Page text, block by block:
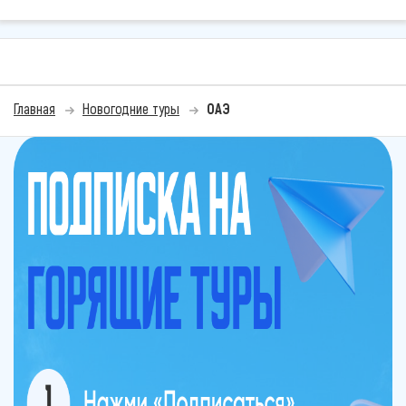
Главная Новогодние туры ОАЭ